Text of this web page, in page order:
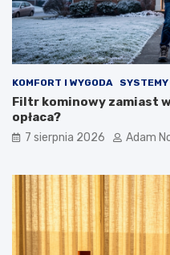
KOMFORT I WYGODA
Filtr kominowy zamiast
opłaca?
7 sierpnia 2026 Adam